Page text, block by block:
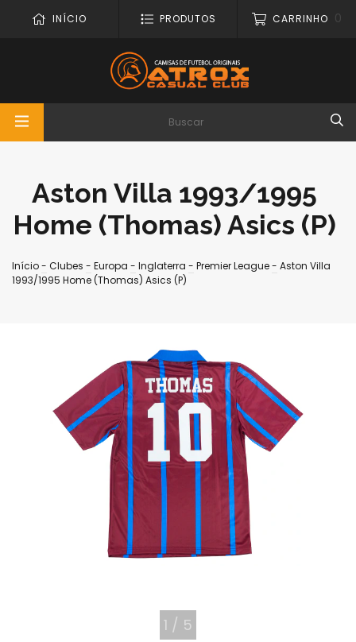
INÍCIO PRODUTOS CARRINHO 0
Aston Villa 1993/1995
Home (Thomas) Asics (P)
Início- Clubes - Europa - Inglaterra - Premier League- Aston Villa
1993/1995 Home (Thomas) Asics (P)
1 / 5